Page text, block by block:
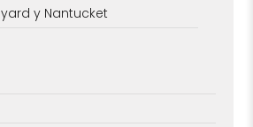
y Nantucket